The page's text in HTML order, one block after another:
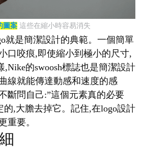
圖案 這些在縮小時容易消失
就是簡潔設計的典範。一個簡單
口咬痕,即使縮小到極小的尺寸,
的swoosh標誌也是簡潔設計
線就能傳達動感和速度的感
斷問自己:”這個元素真的必要
的,大膽去掉它。記住,在logo設計
重要。